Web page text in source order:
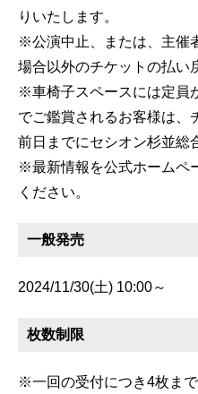
りいたします。
※公演中止、または、主催
場合以外のチケットの払い
※車椅子スペースには定員
でご鑑賞されるお客様は、
前日までにセシオン杉並総
※最新情報を公式ホームペ
ください。
一般発売
2024/11/30(土) 10:00～
枚数制限
※一回の受付につき4枚まで